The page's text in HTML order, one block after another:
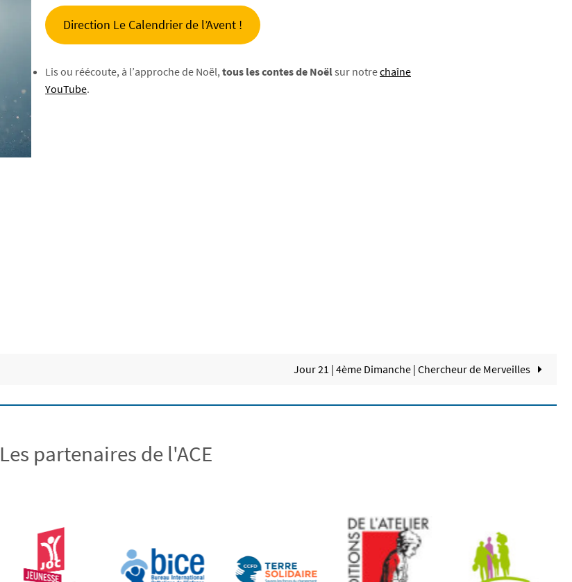
Direction Le Calendrier de l’Avent !
Lis ou réécoute, à l’approche de Noël,tous les contes de Noëlsur notrechaîne
YouTube.
Jour 21 | 4ème Dimanche | Chercheur de Merveilles
Les partenaires de l'ACE